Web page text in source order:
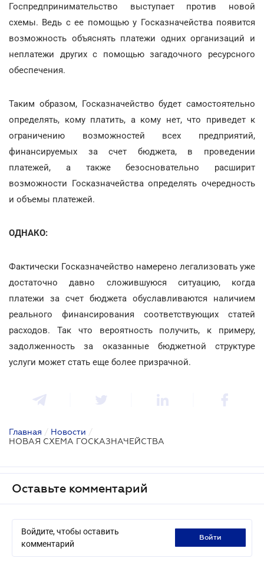
Госпредпринимательство выступает против новой
схемы. Ведь с ее помощью у Госказначейства появится
возможность объяснять платежи одних организаций и
неплатежи других с помощью загадочного ресурсного
обеспечения.
Таким образом, Госказначейство будет самостоятельно
определять, кому платить, а кому нет, что приведет к
ограничению возможностей всех предприятий,
финансируемых за счет бюджета, в проведении
платежей, а также безосновательно расширит
возможности Госказначейства определять очередность
и объемы платежей.
ОДНАКО:
Фактически Госказначейство намерено легализовать уже
достаточно давно сложившуюся ситуацию, когда
платежи за счет бюджета обуславливаются наличием
реального финансирования соответствующих статей
расходов. Так что вероятность получить, к примеру,
задолженность за оказанные бюджетной структуре
услуги может стать еще более призрачной.
Главная / Новости /
НОВАЯ СХЕМА ГОСКАЗНАЧЕЙСТВА
Оставьте комментарий
Войдите, чтобы оставить
комментарий
войти